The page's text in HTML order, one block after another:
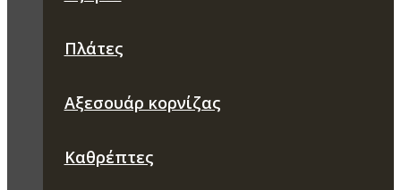
Πλάτες
Αξεσουάρ κορνίζας
Καθρέπτες